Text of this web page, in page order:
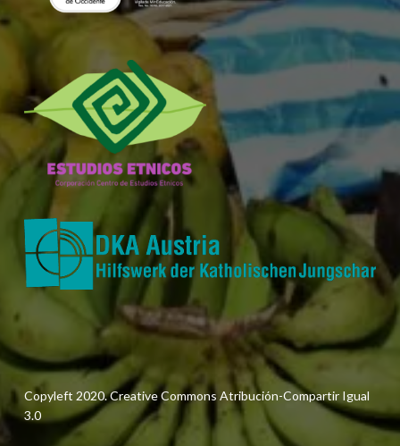
Copyleft 2020. Creative Commons Atribución-Compartir Igual
3.0